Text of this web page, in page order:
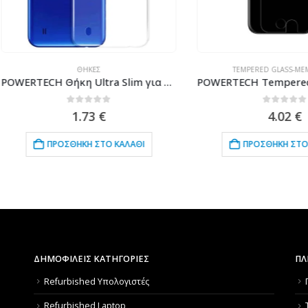
POWERTECH Θήκη Ultra Slim για SAMSUNG Galaxy M10, διάφανη
€
ΠΡΟΣΘΉΚΗ ΣΤΟ ΚΑΛΆΘΙ
TEMPERED GLASS-ΜΕΜΒΡΆΝΕΣ
€
ΠΡΟΣΘΉΚΗ ΣΤΟ ΚΑΛΆΘΙ
ΔΗΜΟΦΙΛΕΙΣ ΚΑΤΗΓΟΡΙΕΣ
Refurbished Υπολογιστές